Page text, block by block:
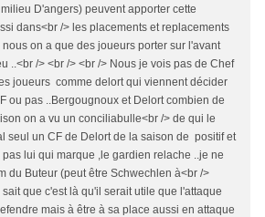
D'angers) peuvent apporter cette
dans<br /> les placements et replacements
on a que des joueurs porter sur l'avant
..<br /> <br /> <br /> Nous je vois pas de Chef
joueurs comme delort qui viennent décider
ou pas ..Bergougnoux et Delort combien de
on a vu un conciliabulle<br /> de qui le
seul un CF de Delort de la saison de positif et
pas lui qui marque ,le gardien relache ..je ne
du Buteur (peut être Schwechlen à<br />
que c'est là qu'il serait utile que l'attaque
mais à être à sa place aussi en attaque